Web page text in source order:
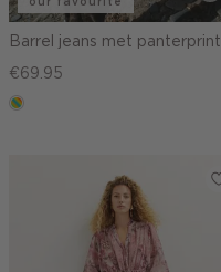
Barrel jeans met panterprint
€69.95
meerkleurig